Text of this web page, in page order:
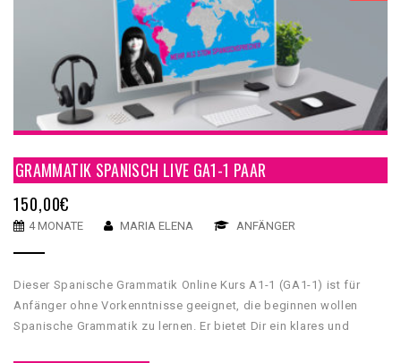
GRAMMATIK SPANISCH LIVE GA1-1 PAAR
150,00€
4 MONATE MARIA ELENA ANFÄNGER
Dieser Spanische Grammatik Online Kurs A1-1 (GA1-1) ist für
Anfänger ohne Vorkenntnisse geeignet, die beginnen wollen
Spanische Grammatik zu lernen. Er bietet Dir ein klares und